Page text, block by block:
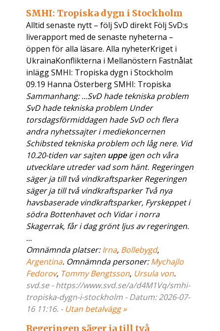
SMHI: Tropiska dygn i Stockholm
Alltid senaste nytt – följ SvD direkt Följ SvD:s
liverapport med de senaste nyheterna –
öppen för alla läsare. Alla nyheterKriget i
UkrainaKonflikterna i Mellanöstern Fastnålat
inlägg SMHI: Tropiska dygn i Stockholm
09.19 Hanna Österberg SMHI: Tropiska
Sammanhang: ...SvD hade tekniska problem
SvD hade tekniska problem Under
torsdagsförmiddagen hade SvD och flera
andra nyhetssajter i mediekoncernen
Schibsted tekniska problem och låg nere. Vid
10.20-tiden var sajten uppeigen och våra
utvecklare utreder vad som hänt. Regeringen
säger ja till två vindkraftsparker Regeringen
säger ja till två vindkraftsparker Två nya
havsbaserade vindkraftsparker, Fyrskeppet i
södra Bottenhavet och Vidar i norra
Skagerrak, får i dag grönt ljus av regeringen.
...
Omnämnda platser:Irna, Bollebygd,
Argentina. Omnämnda personer:Mychajlo
Fedorov, Tommy Bengtsson, Ursula von.
svd.se - https://www.svd.se/a/d4M1Vq/smhi-
tropiska-dygn-i-stockholm - Datum: 2026-07-
16 11:16. - Utan betalvägg »
Regeringen säger ja till två